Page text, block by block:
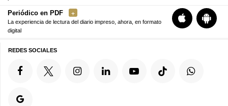
Periódico en PDF
La experiencia de lectura del diario impreso, ahora, en formato
digital
REDES SOCIALES